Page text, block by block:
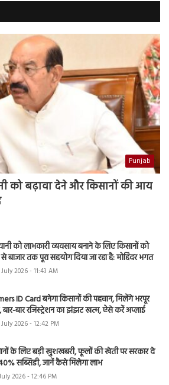
Punjab
को बढ़ावा देने और किसानों की आय
को लाभकारी व्यवसाय बनाने के लिए किसानों को
बाजार तक पूरा सहयोग दिया जा रहा है: मोहिंदर भगत
July 2026 - 11:43 AM
ID Card बनेगा किसानों की पहचान, मिलेंगे भरपूर
बार-बार रजिस्ट्रेशन का झंझट खत्म, ऐसे करें अप्लाई
July 2026 - 12:42 PM
के लिए बड़ी खुशखबरी, फूलों की खेती पर सरकार दे
सब्सिडी, जानें कैसे मिलेगा लाभ
2026 - 12:46 PM